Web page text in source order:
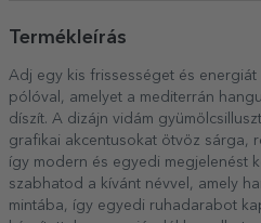
Termékleírás
Adj egy kis frissességet és
pólóval, amelyet a mediterrán
díszít. A dizájn vidám
grafikai akcentusokat ötvöz sárga,
így modern és egyedi megjelenést
szabhatod a kívánt névvel, amely
mintába, így egyedi ruhadarabot